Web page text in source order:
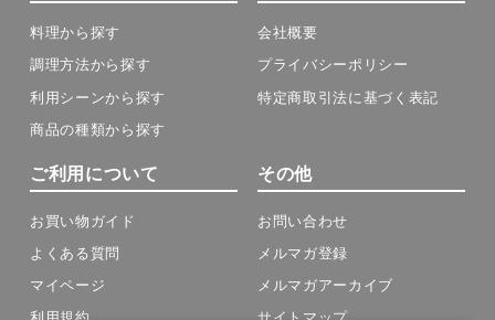
料理から探す
調理方法から探す
利用シーンから探す
商品の種類から探す
会社概要
プライバシーポリシー
特定商取引法に基づく表記
ご利用について
お買い物ガイド
よくある質問
マイページ
その他
お問い合わせ
メルマガ登録
メルマガアーカイブ